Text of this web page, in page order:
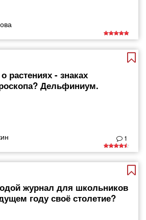
растениях - знаках
Дельфиниум.
1
журнал для школьников
году своё столетие?